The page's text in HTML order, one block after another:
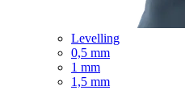
Levelling
0,5 mm
1 mm
1,5 mm